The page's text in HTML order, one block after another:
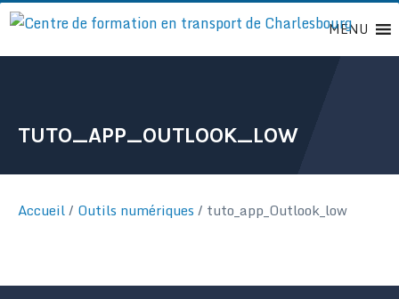
Passer
contenu
MENU
TUTO_APP_OUTLOOK_LOW
Accueil/ Outils numériques / tuto_app_Outlook_low